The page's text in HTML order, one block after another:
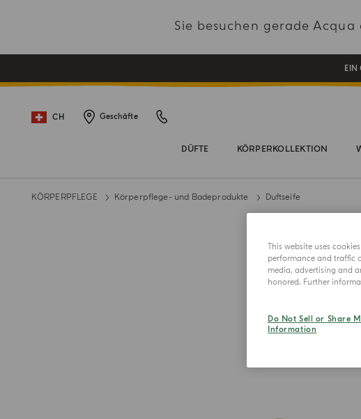
Sie besuchen gerade Acqua
CH Geschäfte
DÜFTE KÖRPERKOLLEKTION
KÖRPERPFLEGE Körperpflege- und Badeprodukte Duftseife
This website uses
performance and traffic
media, advertising and
honored. Further
Do Not Sell or Share
Information